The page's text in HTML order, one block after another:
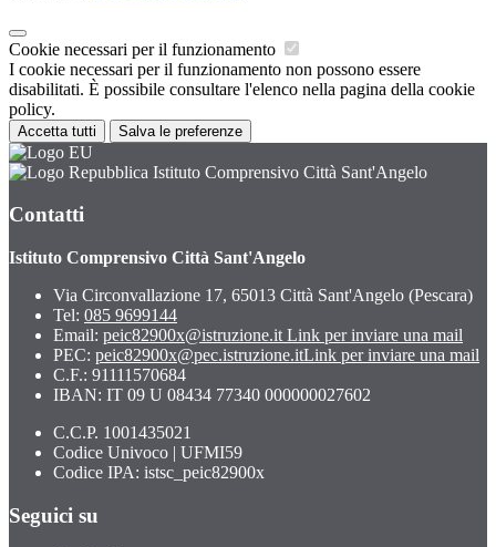
Cookie necessari per il funzionamento
I cookie necessari per il funzionamento non possono essere
disabilitati. È possibile consultare l'elenco nella pagina della cookie
policy.
Accetta tutti Salva le preferenze
Istituto Comprensivo Città Sant'Angelo
Contatti
Istituto Comprensivo Città Sant'Angelo
Via Circonvallazione 17, 65013 Città Sant'Angelo (Pescara)
Tel: 085 9699144
Email: peic82900x@istruzione.it Link per inviare una mail
PEC: peic82900x@pec.istruzione.itLink per inviare una mail
C.F.: 91111570684
IBAN: IT 09 U 08434 77340 000000027602
C.C.P. 1001435021
Codice Univoco | UFMI59
Codice IPA: istsc_peic82900x
Seguici su